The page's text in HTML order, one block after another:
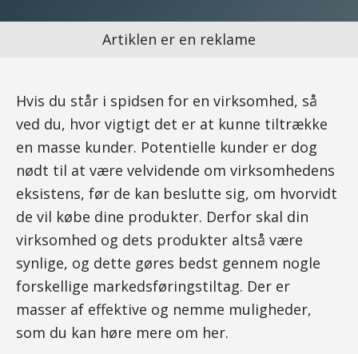
Artiklen er en reklame
Hvis du står i spidsen for en virksomhed, så
ved du, hvor vigtigt det er at kunne tiltrække
en masse kunder. Potentielle kunder er dog
nødt til at være velvidende om virksomhedens
eksistens, før de kan beslutte sig, om hvorvidt
de vil købe dine produkter. Derfor skal din
virksomhed og dets produkter altså være
synlige, og dette gøres bedst gennem nogle
forskellige markedsføringstiltag. Der er
masser af effektive og nemme muligheder,
som du kan høre mere om her.